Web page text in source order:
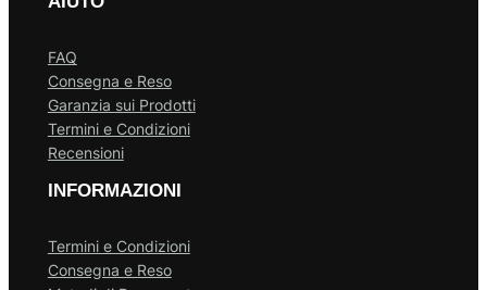
FAQ
Consegna e Reso
Garanzia sui Prodotti
Termini e Condizioni
Recensioni
INFORMAZIONI
Termini e Condizioni
Consegna e Reso